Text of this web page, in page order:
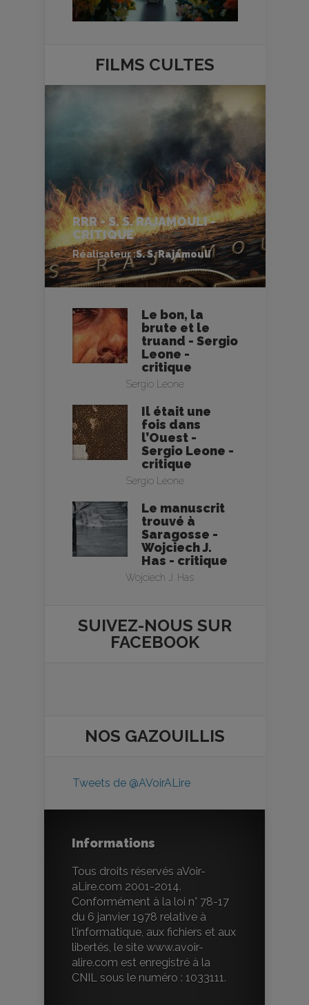
FILMS CULTES
RRR - S. S. RAJAMOULI -
CRITIQUE
Réalisateur :S. S. Rajamouli
Le bon, la
brute et le
truand - Sergio
Leone -
critique
Sergio Leone
Il était une
fois dans
l’Ouest -
Sergio Leone -
critique
Sergio Leone
Le manuscrit
trouvé à
Saragosse -
Wojciech J.
Has - critique
Wojciech J. Has
SUIVEZ-NOUS SUR
FACEBOOK
NOS GAZOUILLIS
Tweets de @AVoirALire
Informations
Tous droits réservés aVoir-
aLire.com 2001-2014.
Conformément à la loi n° 78-17
du 6 janvier 1978 relative à
l'informatique, aux fichiers et aux
libertés, le site www.avoir-
alire.com est enregistré à la
CNIL sous le numéro : 1033111.